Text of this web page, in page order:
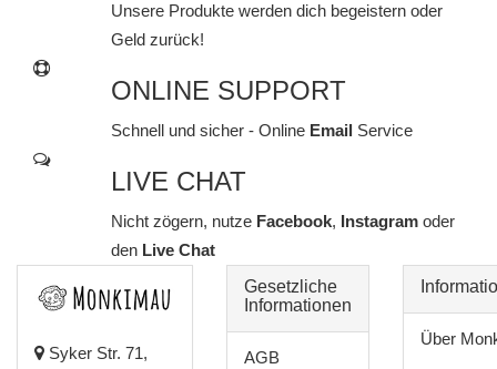
Unsere Produkte werden dich begeistern oder
Geld zurück!
ONLINE SUPPORT
Schnell und sicher - Online Email Service
LIVE CHAT
Nicht zögern, nutze Facebook, Instagram oder
denLive Chat
Syker Str. 71,
Gesetzliche
Informationen
AGB
Über